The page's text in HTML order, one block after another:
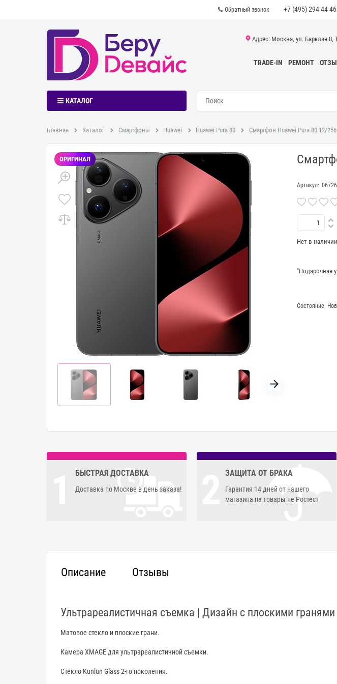
Обратный звонок +7 (495) 294 44 46
Адрес: Москва, ул. Барклая 8,
TRADE-IN РЕМОНТ
КАТАЛОГ
Главная Каталог Смартфоны Huawei Huawei Pura 80 Смартфон Huawei Pura 80 12/
ОРИГИНАЛ
Артикул: 06726
Нет в наличии
"Подарочная
Состояние:
БЫСТРАЯ ДОСТАВКА
Доставка по Москве в день заказа!
ЗАЩИТА ОТ БРАКА
Гарантия 14 дней от нашего
магазина на товары не Ростест
Описание Отзывы
Ультрареалистичная съемка | Дизайн с плоскими гранями
Матовое стекло и плоские грани.
Камера XMAGE для ультрареалистичной съемки.
Стекло Kunlun Glass 2-го поколения.